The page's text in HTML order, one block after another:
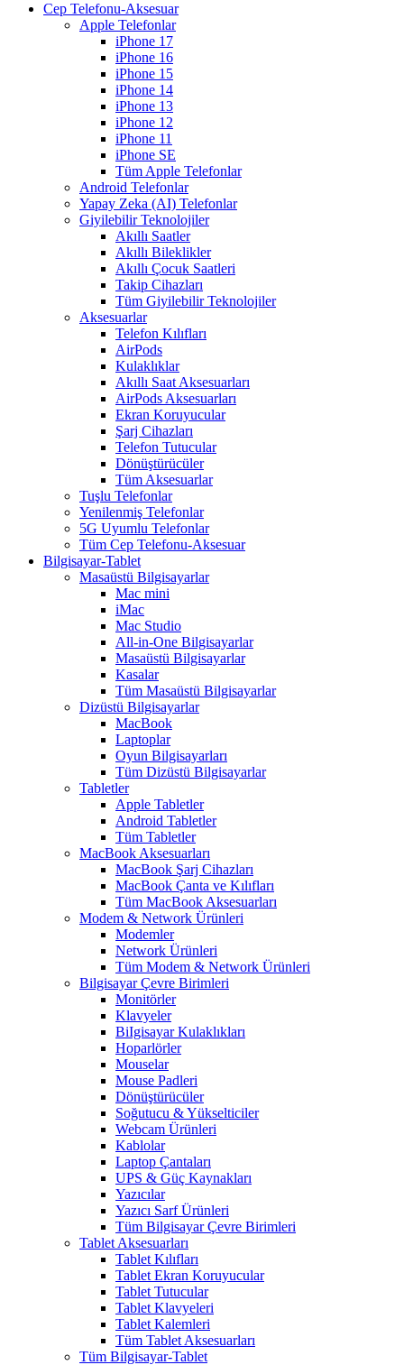
Cep Telefonu-Aksesuar
Apple Telefonlar
iPhone 17
iPhone 16
iPhone 15
iPhone 14
iPhone 13
iPhone 12
iPhone 11
iPhone SE
Tüm Apple Telefonlar
Android Telefonlar
Yapay Zeka (AI) Telefonlar
Giyilebilir Teknolojiler
Akıllı Saatler
Akıllı Bileklikler
Akıllı Çocuk Saatleri
Takip Cihazları
Tüm Giyilebilir Teknolojiler
Aksesuarlar
Telefon Kılıfları
AirPods
Kulaklıklar
Akıllı Saat Aksesuarları
AirPods Aksesuarları
Ekran Koruyucular
Şarj Cihazları
Telefon Tutucular
Dönüştürücüler
Tüm Aksesuarlar
Tuşlu Telefonlar
Yenilenmiş Telefonlar
5G Uyumlu Telefonlar
Tüm Cep Telefonu-Aksesuar
Bilgisayar-Tablet
Masaüstü Bilgisayarlar
Mac mini
iMac
Mac Studio
All-in-One Bilgisayarlar
Masaüstü Bilgisayarlar
Kasalar
Tüm Masaüstü Bilgisayarlar
Dizüstü Bilgisayarlar
MacBook
Laptoplar
Oyun Bilgisayarları
Tüm Dizüstü Bilgisayarlar
Tabletler
Apple Tabletler
Android Tabletler
Tüm Tabletler
MacBook Aksesuarları
MacBook Şarj Cihazları
MacBook Çanta ve Kılıfları
Tüm MacBook Aksesuarları
Modem & Network Ürünleri
Modemler
Network Ürünleri
Tüm Modem & Network Ürünleri
Bilgisayar Çevre Birimleri
Monitörler
Klavyeler
BiIgisayar Kulaklıkları
Hoparlörler
Mouselar
Mouse Padleri
Dönüştürücüler
Soğutucu & Yükselticiler
Webcam Ürünleri
Kablolar
Laptop Çantaları
UPS & Güç Kaynakları
Yazıcılar
Yazıcı Sarf Ürünleri
Tüm Bilgisayar Çevre Birimleri
Tablet Aksesuarları
Tablet Kılıfları
Tablet Ekran Koruyucular
Tablet Tutucular
Tablet Klavyeleri
Tablet Kalemleri
Tüm Tablet Aksesuarları
Tüm Bilgisayar-Tablet